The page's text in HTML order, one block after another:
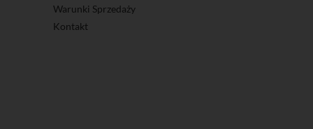
Warunki Sprzedaży
Kontakt